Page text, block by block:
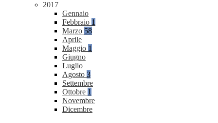
2017
Gennaio
Febbraio 1
Marzo 58
Aprile
Maggio 1
Giugno
Luglio
Agosto 3
Settembre
Ottobre 1
Novembre
Dicembre